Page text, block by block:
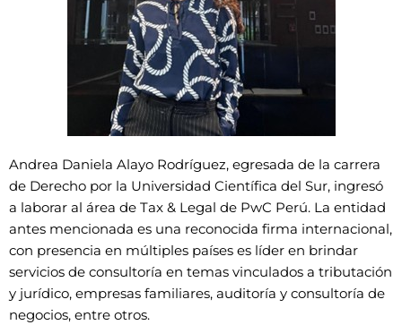
Andrea Daniela Alayo Rodríguez, egresada de la carrera
de Derecho por la Universidad Científica del Sur, ingresó
a laborar al área de Tax & Legal de PwC Perú. La entidad
antes mencionada es una reconocida firma internacional,
con presencia en múltiples países es líder en brindar
servicios de consultoría en temas vinculados a tributación
y jurídico, empresas familiares, auditoría y consultoría de
negocios, entre otros.